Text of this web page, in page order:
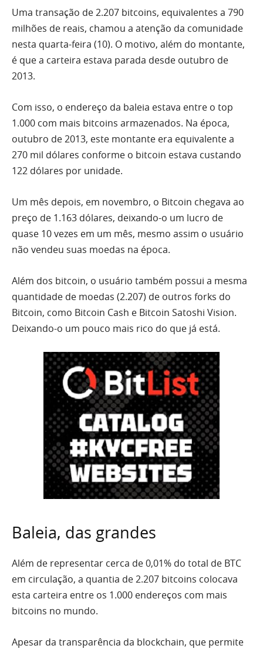
Uma transação de 2.207 bitcoins, equivalentes a 790
milhões de reais, chamou a atenção da comunidade
nesta quarta-feira (10). O motivo, além do montante,
é que a carteira estava parada desde outubro de
2013.
Com isso, o endereço da baleia estava entre o top
1.000 com mais bitcoins armazenados. Na época,
outubro de 2013, este montante era equivalente a
270 mil dólares conforme o bitcoin estava custando
122 dólares por unidade.
Um mês depois, em novembro, o Bitcoin chegava ao
preço de 1.163 dólares, deixando-o um lucro de
quase 10 vezes em um mês, mesmo assim o usuário
não vendeu suas moedas na época.
Além dos bitcoin, o usuário também possui a mesma
quantidade de moedas (2.207) de outros forks do
Bitcoin, como Bitcoin Cash e Bitcoin Satoshi Vision.
Deixando-o um pouco mais rico do que já está.
Baleia, das grandes
Além de representar cerca de 0,01% do total de BTC
em circulação, a quantia de 2.207 bitcoins colocava
esta carteira entre os 1.000 endereços com mais
bitcoins no mundo.
Apesar da transparência da blockchain, que permite